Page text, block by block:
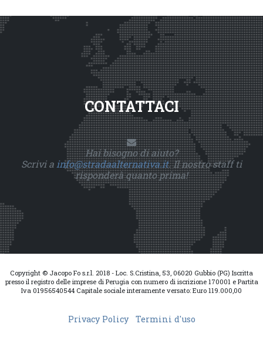
CONTATTACI
Hai bisogno di aiuto?
Scrivi a info@stradaalternativa.it. Il nostro staff ti
risponderà quanto prima!
Copyright © Jacopo Fo s.r.l. 2018 - Loc. S.Cristina, 53, 06020 Gubbio (PG) Iscritta
presso il registro delle imprese di Perugia con numero di iscrizione 170001 e Partita
Iva 01956540544 Capitale sociale interamente versato: Euro 119.000,00
Privacy Policy Termini d'uso